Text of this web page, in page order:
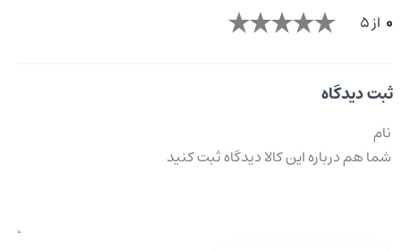
0 از 5
ثبت دیدگاه